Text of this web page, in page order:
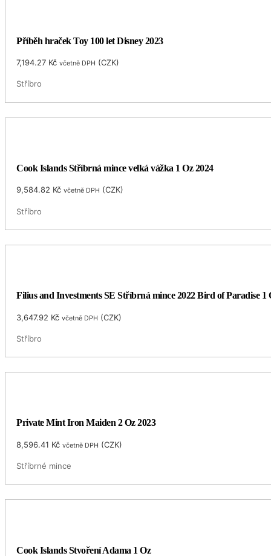
Příběh hraček Toy 100 let Disney 2023
7,194.27 Kč včetně DPH (CZK)
Stříbro
Cook Islands Stříbrná mince velká vážka 1 Oz 2024
9,584.82 Kč včetně DPH (CZK)
Stříbro
Filius and Investments SE Stříbrná mince 2022 Bird of Paradise 1
3,647.92 Kč včetně DPH (CZK)
Stříbro
Private Mint Iron Maiden 2 Oz 2023
8,596.41 Kč včetně DPH (CZK)
Stříbrné mince
Cook Islands Stvoření Adama 1 Oz